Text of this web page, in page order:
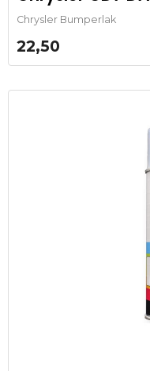
Chrysler Bumperlak
22,50